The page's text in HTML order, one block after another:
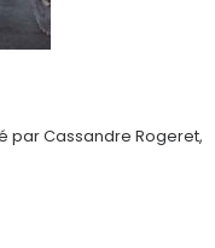
par Cassandre Rogeret,